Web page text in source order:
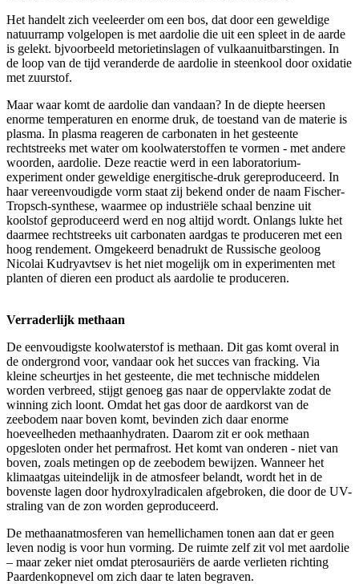
Het handelt zich veeleerder om een bos, dat door een geweldige
natuurramp volgelopen is met aardolie die uit een spleet in de aarde
is gelekt. bjvoorbeeld metorietinslagen of vulkaanuitbarstingen. In
de loop van de tijd veranderde de aardolie in steenkool door oxidatie
met zuurstof.
Maar waar komt de aardolie dan vandaan? In de diepte heersen
enorme temperaturen en enorme druk, de toestand van de materie is
plasma. In plasma reageren de carbonaten in het gesteente
rechtstreeks met water om koolwaterstoffen te vormen - met andere
woorden, aardolie. Deze reactie werd in een laboratorium-
experiment onder geweldige energitische-druk gereproduceerd. In
haar vereenvoudigde vorm staat zij bekend onder de naam Fischer-
Tropsch-synthese, waarmee op industriële schaal benzine uit
koolstof geproduceerd werd en nog altijd wordt. Onlangs lukte het
daarmee rechtstreeks uit carbonaten aardgas te produceren met een
hoog rendement. Omgekeerd benadrukt de Russische geoloog
Nicolai Kudryavtsev is het niet mogelijk om in experimenten met
planten of dieren een product als aardolie te produceren.
Verraderlijk methaan
De eenvoudigste koolwaterstof is methaan. Dit gas komt overal in
de ondergrond voor, vandaar ook het succes van fracking. Via
kleine scheurtjes in het gesteente, die met technische middelen
worden verbreed, stijgt genoeg gas naar de oppervlakte zodat de
winning zich loont. Omdat het gas door de aardkorst van de
zeebodem naar boven komt, bevinden zich daar enorme
hoeveelheden methaanhydraten. Daarom zit er ook methaan
opgesloten onder het permafrost. Het komt van onderen - niet van
boven, zoals metingen op de zeebodem bewijzen. Wanneer het
klimaatgas uiteindelijk in de atmosfeer belandt, wordt het in de
bovenste lagen door hydroxylradicalen afgebroken, die door de UV-
straling van de zon worden geproduceerd.
De methaanatmosferen van hemellichamen tonen aan dat er geen
leven nodig is voor hun vorming. De ruimte zelf zit vol met aardolie
– maar zeker niet omdat pterosauriërs de aarde verlieten richting
Paardenkopnevel om zich daar te laten begraven.